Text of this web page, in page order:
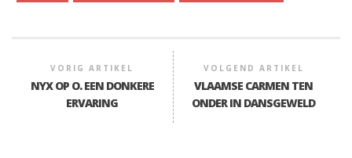
VORIG ARTIKEL
NYX OP O. EEN DONKERE
ERVARING
VOLGEND ARTIKEL
VLAAMSE CARMEN TEN
ONDER IN DANSGEWELD